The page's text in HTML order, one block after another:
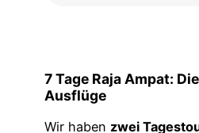
7 Tage Raja Ampat:
Ausflüge
Wir haben zwei